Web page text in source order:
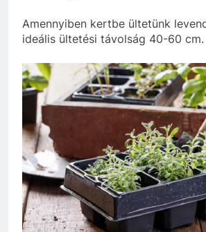
Amennyiben kertbe ültetünk
ideális ültetési távolság 40-60 cm.